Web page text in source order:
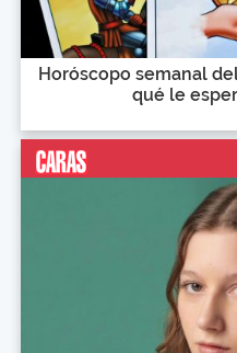
Horóscopo semanal
qué le